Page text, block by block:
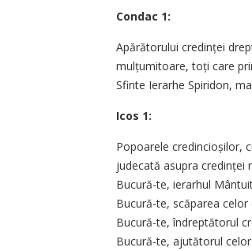
Condac 1:
Apărătorului credinței
mulțumitoare, toți care
Sfinte Ierarhe Spiridon,
Icos 1:
Popoarele credincioșilor,
judecată asupra credinței
Bucură-te, ierarhul
Bucură-te, scăparea
Bucură-te, îndreptătorul
Bucură-te, ajutătorul